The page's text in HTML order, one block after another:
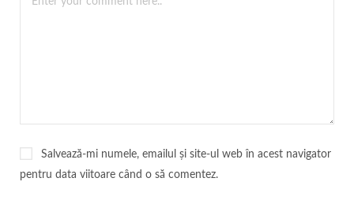
Salvează-mi numele, emailul și site-ul web în acest navigator
pentru data viitoare când o să comentez.